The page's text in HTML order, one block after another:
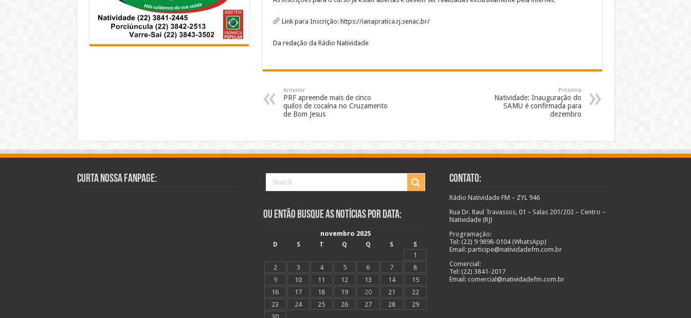
Link para Inscrição: https://ianapratica.rj.senac.br/
Da redação da Rádio Natividade
Anterior
PRF apreende mais de cinco
quilos de cocaína no Cruzamento
de Bom Jesus
Próxima
Natividade: Inauguração do
SAMU é confirmada para
dezembro
Curta Nossa Fanpage:
Ou Então Busque as Notícias Por Data:
novembro 2025
D
S T Q Q S
S
1
2
3 4 5 6 7
8
9
10 11 12 13 14
15
16
17 18 19 20 21
22
23
24 25 26 27 28
29
Contato:
Rádio Natividade FM – ZYL 946
Rua Dr. Raul Travassos, 01 – Salas 201/202 – Centro –
Natividade (RJ)
Programação:
Tel: (22) 9 9898-0104 (WhatsApp)
Email: participe@natividadefm.com.br
Comercial:
Tel: (22) 3841-2017
Email: comercial@natividadefm.com.br